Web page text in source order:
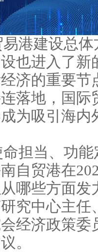
港建设总
也进入了
济的重要节
落地，国际
为吸引海内
担当、功
自贸港在
哪些方面发
究中心主
经济政策委
。